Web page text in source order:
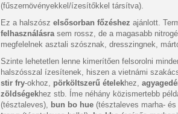
(fűszernövényekkel/ízesítőkkel társítva).
Ez a halszósz elsősorban főzéshez ajánlott.
felhasználásrasem rossz, de a magasabb
megfelelnek asztali szósznak, dresszingnek,
Szinte lehetetlen lenne kimerítően felsorolni
halszósszal ízesítenek, hiszen a vietnámi
stir fry-okhoz, pörköltszerű ételekhez,
zöldségekhez stb. Íme néhány közismertebb
(tésztaleves), bun bo hue (tésztaleves marha-